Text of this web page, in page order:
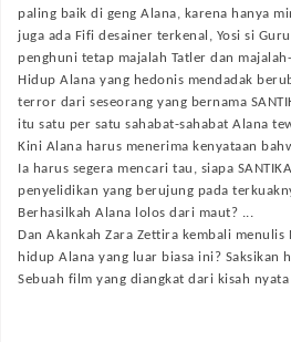
paling baik di geng Alana, karena hanya
juga ada Fifi desainer terkenal, Yosi si
penghuni tetap majalah Tatler dan
Hidup Alana yang hedonis mendadak
terror dari seseorang yang bernama
itu satu per satu sahabat-sahabat Alana
Kini Alana harus menerima kenyataan
Ia harus segera mencari tau, siapa
penyelidikan yang berujung pada
Berhasilkah Alana lolos dari maut? ...
Dan Akankah Zara Zettira kembali menulis
hidup Alana yang luar biasa ini? Saksikan
Sebuah film yang diangkat dari kisah